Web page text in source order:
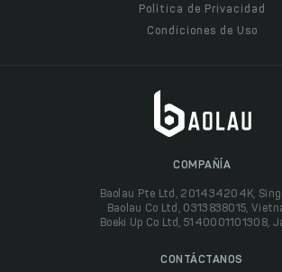
Política de Privacidad
Condiciones de Uso
COMPAÑÍA
Baolau Pte Ltd, 201434204K,
Baolau Co Ltd, 0313838015,
Boeki Up Co Ltd, 5140001101308,
CONTÁCTANOS